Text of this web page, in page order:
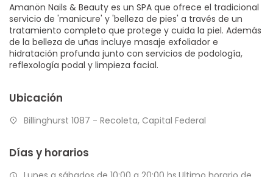
Amanön Nails & Beauty es un SPA que ofrece el tradicional
servicio de 'manicure' y 'belleza de pies' a través de un
tratamiento completo que protege y cuida la piel. Además
de la belleza de uñas incluye masaje exfoliador e
hidratación profunda junto con servicios de podología,
reflexología podal y limpieza facial.
Ubicación
Billinghurst 1087 - Recoleta, Capital Federal
Días y horarios